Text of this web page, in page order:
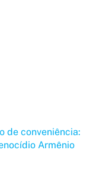
de conveniência:
Armênio